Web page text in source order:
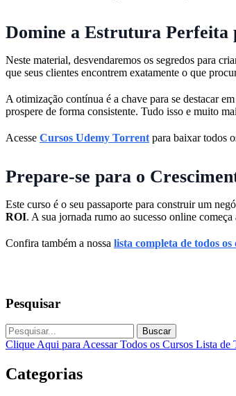
Domine a Estrutura Perfeita
Neste material, desvendaremos os segredos para
que seus clientes encontrem exatamente o que
A otimização contínua é a chave para se destacar
prospere de forma consistente. Tudo isso e muito
Acesse Cursos Udemy Torrent para baixar todos
Prepare-se para o
Este curso é o seu passaporte para construir um
ROI. A sua jornada rumo ao sucesso online começa
Confira também a nossa lista completa de todos os
Pesquisar
Buscar
Clique Aqui para Acessar Todos os Cursos Lista de
Categorias